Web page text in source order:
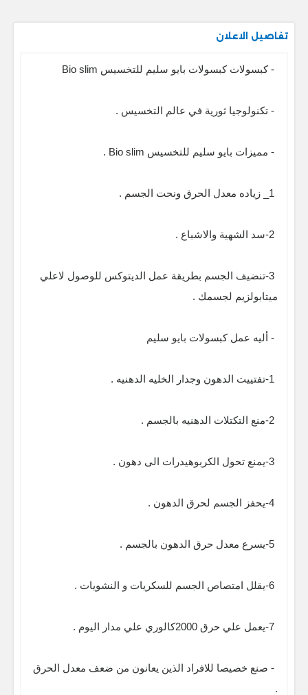
تفاصيل الاعلان
- كبسولات كبسولات بايو سليم للتخسيس Bio slim
- تكنولوجيا ثورية في عالم التخسيس .
- مميزات بايو سليم للتخسيس Bio slim .
1_ زياده معدل الحرق ونحت الجسم .
2-سد الشهية والاشباع .
3-تنضيف الجسم بطريقة عمل الديتوكس للوصول لاعلي
ميتابولزيم لجسمك .
- أليه عمل كبسولات بايو سليم
1-تفتييت الدهون وجدار الخليه الدهنيه .
2-منع التكتلات الدهنيه بالجسم .
3-يمنع تحول الكربوهيدرات الى دهون .
4-يحفز الجسم لحرق الدهون .
5-يسرع معدل حرق الدهون بالجسم .
6-يقلل امتصاص الجسم للسكريات و النشويات .
7-يعمل علي حرق 2000كالوري علي مدار اليوم .
- صنع خصيصا للافراد الذين يعانون من ضعف معدل الحرق
.